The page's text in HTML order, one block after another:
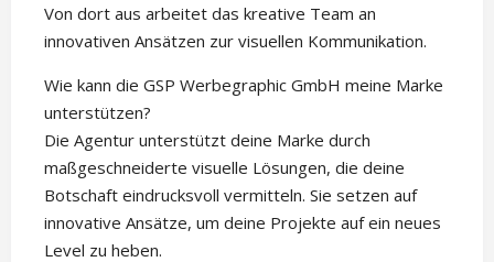
Von dort aus arbeitet das kreative Team an
innovativen Ansätzen zur visuellen Kommunikation.
Wie kann die GSP Werbegraphic GmbH meine Marke
unterstützen?
Die Agentur unterstützt deine Marke durch
maßgeschneiderte visuelle Lösungen, die deine
Botschaft eindrucksvoll vermitteln. Sie setzen auf
innovative Ansätze, um deine Projekte auf ein neues
Level zu heben.